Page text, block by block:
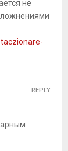
не
REPLY